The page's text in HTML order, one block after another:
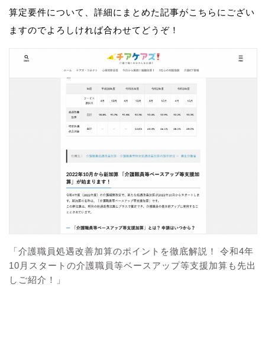
算定要件について、詳細にまとめた記事がこちらにござい
ますのでよろしければ合わせてどうぞ！
「介護職員処遇改善加算のポイントを徹底解説！ 令和4年
10月スタートの介護職員等ベースアップ等支援加算も先出
しご紹介！」